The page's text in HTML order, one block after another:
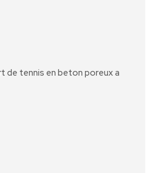
de tennis en beton poreux a